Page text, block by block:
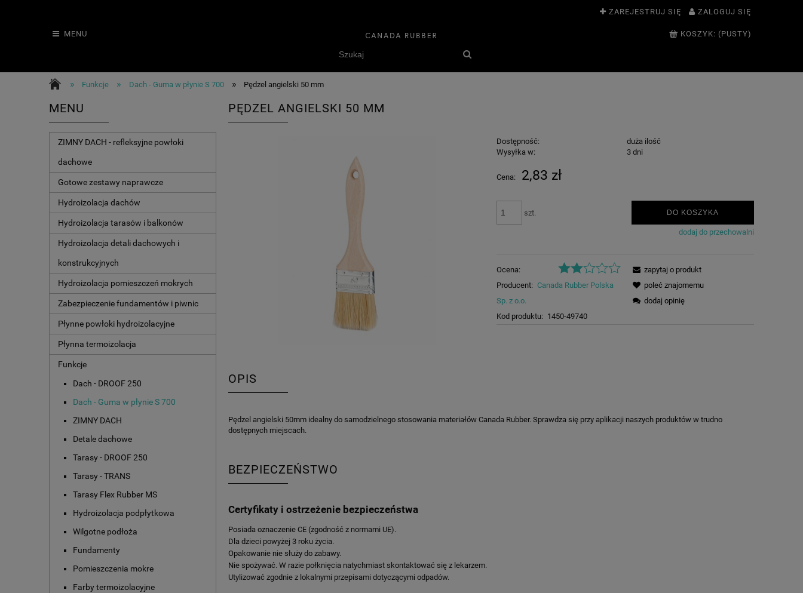
ZAREJESTRUJ SIĘ ZALOGUJ SIĘ
MENU KOSZYK: (PUSTY)
» Funkcje » Dach - Guma w płynie S 700 » Pędzel angielski 50 mm
MENU
ZIMNY DACH - refleksyjne powłoki
dachowe
Gotowe zestawy naprawcze
Hydroizolacja dachów
Hydroizolacja tarasów i balkonów
Hydroizolacja detali dachowych i
konstrukcyjnych
Hydroizolacja pomieszczeń mokrych
Zabezpieczenie fundamentów i piwnic
Płynne powłoki hydroizolacyjne
Płynna termoizolacja
Funkcje
Dach - DROOF 250
Dach - Guma w płynie S 700
ZIMNY DACH
Detale dachowe
Tarasy - DROOF 250
Tarasy - TRANS
Tarasy Flex Rubber MS
Hydroizolacja podpłytkowa
Wilgotne podłoża
Fundamenty
Pomieszczenia mokre
Farby termoizolacyjne
PĘDZEL ANGIELSKI 50 MM
Dostępność:
duża ilość
Wysyłka w:
3 dni
Cena: 2,83 zł
szt. DO KOSZYKA
dodaj do przechowalni
Ocena:
Producent: Canada Rubber Polska
Sp. z o.o.
Kod produktu: 1450-49740
zapytaj o produkt
poleć znajomemu
dodaj opinię
OPIS
Pędzel angielski 50mm idealny do samodzielnego stosowania materiałów Canada Rubber. Sprawdza się przy aplikacji naszych produktów w trudno
dostępnych miejscach.
BEZPIECZEŃSTWO
Certyfikaty i ostrzeżenie bezpieczeństwa
Posiada oznaczenie CE (zgodność z normami UE).
Dla dzieci powyżej 3 roku życia.
Opakowanie nie służy do zabawy.
Nie spożywać. W razie połknięcia natychmiast skontaktować się z lekarzem.
Utylizować zgodnie z lokalnymi przepisami dotyczącymi odpadów.